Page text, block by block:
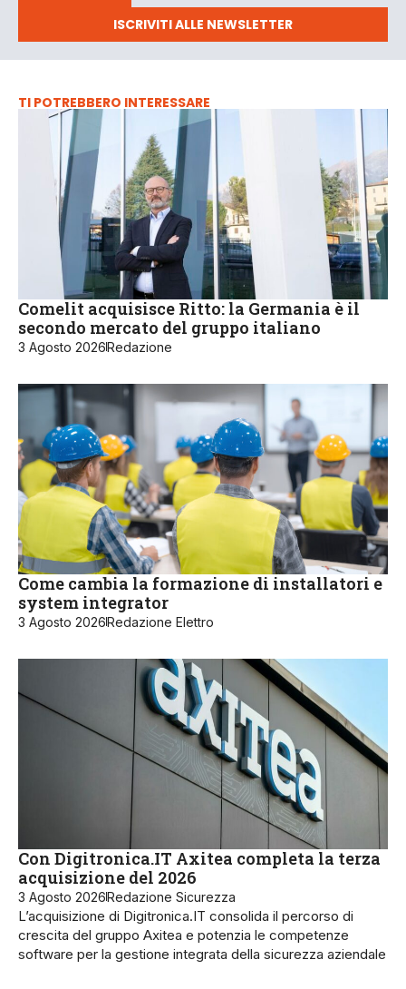
ISCRIVITI ALLE NEWSLETTER
TI POTREBBERO INTERESSARE
Comelit acquisisce Ritto: la Germania è il
secondo mercato del gruppo italiano
3 Agosto 2026Redazione
Come cambia la formazione di installatori e
system integrator
3 Agosto 2026Redazione Elettro
Con Digitronica.IT Axitea completa la terza
acquisizione del 2026
3 Agosto 2026Redazione Sicurezza
L’acquisizione di Digitronica.IT consolida il percorso di
crescita del gruppo Axitea e potenzia le competenze
software per la gestione integrata della sicurezza aziendale